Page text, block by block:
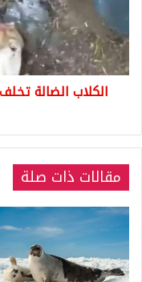
قطيع
من
الأغنام
في
الكلاب الضالة
مقالات ذات صلة